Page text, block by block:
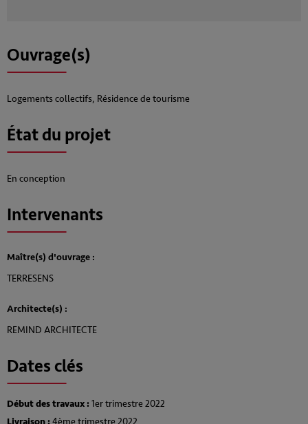
Ouvrage(s)
Logements collectifs, Résidence de tourisme
État du projet
En conception
Intervenants
Maître(s) d'ouvrage :
TERRESENS
Architecte(s) :
REMIND ARCHITECTE
Dates clés
Début des travaux :1er trimestre 2022